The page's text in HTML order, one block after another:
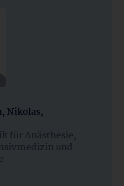
Nikolas,
für Anästhesie,
und